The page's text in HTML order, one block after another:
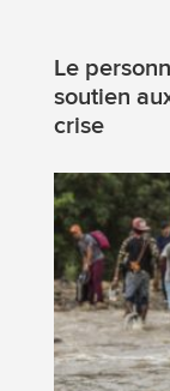
Le
soutien
crise